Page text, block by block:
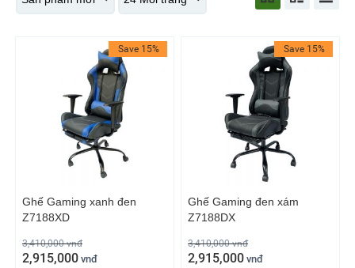
Save 15%
Ghế Gaming xanh đen
Z7188XD
3,410,000 vnđ
2,915,000 vnđ
Save 15%
Ghế Gaming đen xám
Z7188DX
3,410,000 vnđ
2,915,000 vnđ